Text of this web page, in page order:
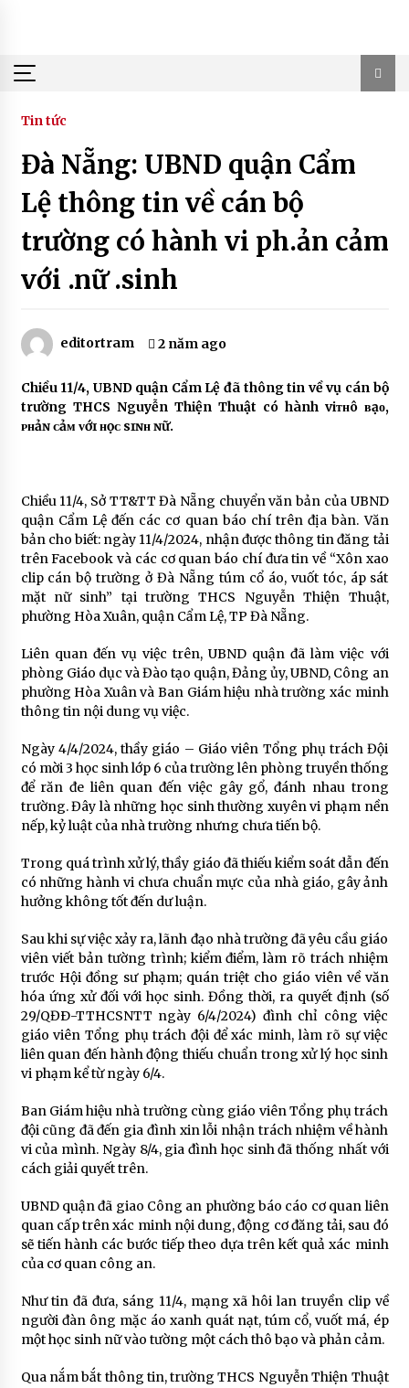
Tin tức
Đà Nẵng: UBND quận Cẩm
Lệ thông tin về cán bộ
trường có hành vi ph.ản cảm
với .nữ .sinh
editortram 2 năm ago
Chiều 11/4, UBND quận Cẩm Lệ đã thông tin về vụ cán bộ
trường THCS Nguyễn Thiện Thuật có hành viᴛʜô ʙạᴏ,
ᴘʜảɴ ᴄảᴍ ᴠớɪ ʜọᴄ sɪɴʜ ɴữ.
Chiều 11/4, Sở TT&TT Đà Nẵng chuyển văn bản của UBND
quận Cẩm Lệ đến các cơ quan báo chí trên địa bàn. Văn
bản cho biết: ngày 11/4/2024, nhận được thông tin đăng tải
trên Facebook và các cơ quan báo chí đưa tin về “Xôn xao
clip cán bộ trường ở Đà Nẵng túm cổ áo, vuốt tóc, áp sát
mặt nữ sinh” tại trường THCS Nguyễn Thiện Thuật,
phường Hòa Xuân, quận Cẩm Lệ, TP Đà Nẵng.
Liên quan đến vụ việc trên, UBND quận đã làm việc với
phòng Giáo dục và Đào tạo quận, Đảng ủy, UBND, Công an
phường Hòa Xuân và Ban Giám hiệu nhà trường xác minh
thông tin nội dung vụ việc.
Ngày 4/4/2024, thầy giáo – Giáo viên Tổng phụ trách Đội
có mời 3 học sinh lớp 6 của trường lên phòng truyền thống
để răn đe liên quan đến việc gây gổ, đánh nhau trong
trường. Đây là những học sinh thường xuyên vi phạm nền
nếp, kỷ luật của nhà trường nhưng chưa tiến bộ.
Trong quá trình xử lý, thầy giáo đã thiếu kiểm soát dẫn đến
có những hành vi chưa chuẩn mực của nhà giáo, gây ảnh
hưởng không tốt đến dư luận.
Sau khi sự việc xảy ra, lãnh đạo nhà trường đã yêu cầu giáo
viên viết bản tường trình; kiểm điểm, làm rõ trách nhiệm
trước Hội đồng sư phạm; quán triệt cho giáo viên về văn
hóa ứng xử đối với học sinh. Đồng thời, ra quyết định (số
29/QĐÐ-TTHCSNTT ngày 6/4/2024) đình chỉ công việc
giáo viên Tổng phụ trách đội để xác minh, làm rõ sự việc
liên quan đến hành động thiếu chuẩn trong xử lý học sinh
vi phạm kể từ ngày 6/4.
Ban Giám hiệu nhà trường cùng giáo viên Tổng phụ trách
đội cũng đã đến gia đình xin lỗi nhận trách nhiệm về hành
vi của mình. Ngày 8/4, gia đình học sinh đã thống nhất với
cách giải quyết trên.
UBND quận đã giao Công an phường báo cáo cơ quan liên
quan cấp trên xác minh nội dung, động cơ đăng tải, sau đó
sẽ tiến hành các bước tiếp theo dựa trên kết quả xác minh
của cơ quan công an.
Như tin đã đưa, sáng 11/4, mạng xã hôi lan truyền clip về
người đàn ông mặc áo xanh quát nạt, túm cổ, vuốt má, ép
một học sinh nữ vào tường một cách thô bạo và phản cảm.
Qua nắm bắt thông tin, trường THCS Nguyễn Thiện Thuật